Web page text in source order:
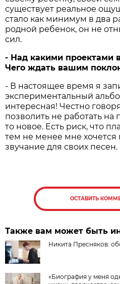
существует реальное
стало как минимум в два
родной ребенок, он не
сил.
- Над какими проектами
Чего ждать вашим
- В настоящее время я
экспериментальный
интересная! Честно
позволить не работать на
то новое. Есть риск, что
тем не менее мне хочется
звучание для своих песен.
ОСТАВИТЬ
Также вам может быть
Никита Пресняков:
«Биография у меня